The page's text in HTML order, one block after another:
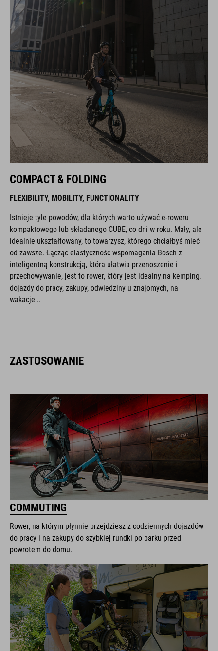
COMPACT & FOLDING
FLEXIBILITY, MOBILITY, FUNCTIONALITY
Istnieje tyle powodów, dla których warto używać e-roweru
kompaktowego lub składanego CUBE, co dni w roku. Mały, ale
idealnie ukształtowany, to towarzysz, którego chciałbyś mieć
od zawsze. Łącząc elastyczność wspomagania Bosch z
inteligentną konstrukcją, która ułatwia przenoszenie i
przechowywanie, jest to rower, który jest idealny na kemping,
dojazdy do pracy, zakupy, odwiedziny u znajomych, na
wakacje...
ZASTOSOWANIE
COMMUTING
Rower, na którym płynnie przejdziesz z codziennych dojazdów
do pracy i na zakupy do szybkiej rundki po parku przed
powrotem do domu.